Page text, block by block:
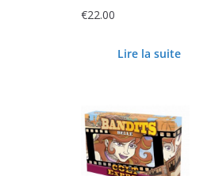
€22.00
Lire la suite